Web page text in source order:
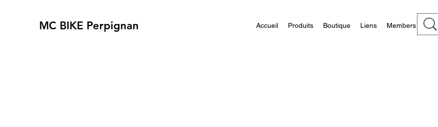
MC BIKE Perpignan Accueil Produits Boutique Liens Members